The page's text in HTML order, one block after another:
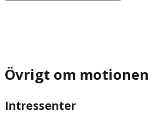
Övrigt om motionen
Intressenter